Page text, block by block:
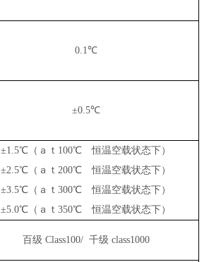
0.1℃
±0.5℃
±1.5℃（ａｔ100℃ 恒温空载状态下）
±2.5℃（ａｔ200℃ 恒温空载状态下）
±3.5℃（ａｔ300℃ 恒温空载状态下）
±5.0℃（ａｔ350℃ 恒温空载状态下）
百级 Class100/ 千级 class1000